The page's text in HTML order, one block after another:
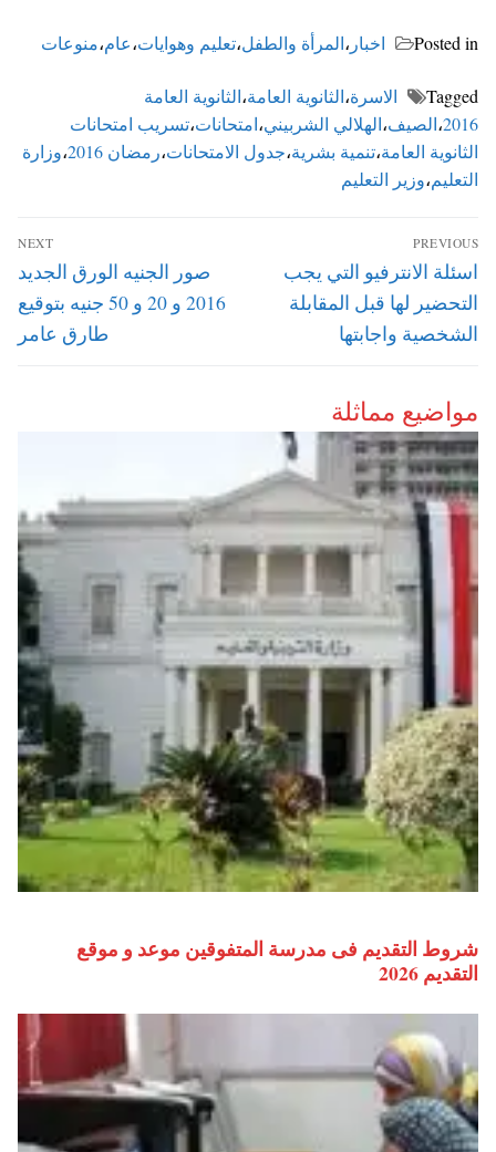
Posted in اخبار ،المرأة والطفل،تعليم وهوايات،عام،منوعات
Tagged الاسرة،الثانوية العامة،الثانوية العامة
2016،الصيف،الهلالي الشربيني،امتحانات،تسريب امتحانات
الثانوية العامة،تنمية بشرية،جدول الامتحانات،رمضان 2016 ،وزارة
التعليم،وزير التعليم
تصفّح
المقالات
PREVIOUS
Previous
post:
اسئلة الانترفيو التي يجب
التحضير لها قبل المقابلة
الشخصية واجابتها
NEXT
Next
post:
صور الجنيه الورق الجديد
2016 و 20 و 50 جنيه بتوقيع
طارق عامر
مواضيع مماثلة
شروط التقديم فى مدرسة المتفوقين موعد و موقع
التقديم 2026